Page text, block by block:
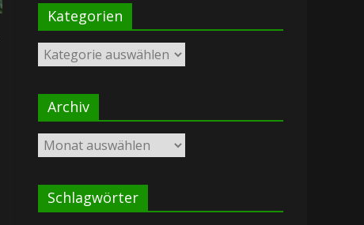
Kategorien
Kategorien
Archiv
Archiv
Schlagwörter